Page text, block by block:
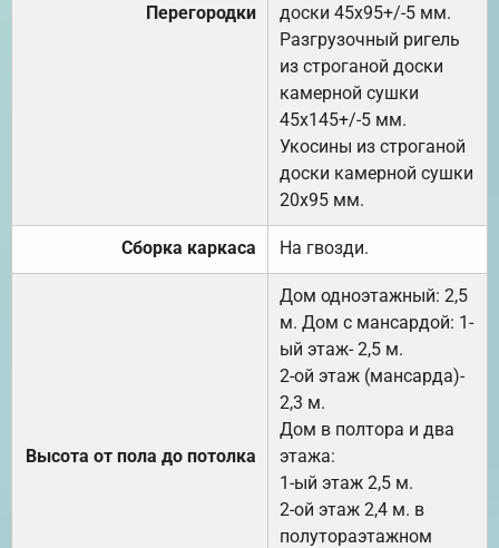
Перегородки
доски 45х95+/-5 мм.
Разгрузочный ригель
из строганой доски
камерной сушки
45х145+/-5 мм.
Укосины из строганой
доски камерной сушки
20х95 мм.
Сборка каркаса На гвозди.
Высота от пола до потолка
Дом одноэтажный: 2,5
м. Дом с мансардой: 1-
ый этаж- 2,5 м.
2-ой этаж (мансарда)-
2,3 м.
Дом в полтора и два
этажа:
1-ый этаж 2,5 м.
2-ой этаж 2,4 м. в
полутораэтажном